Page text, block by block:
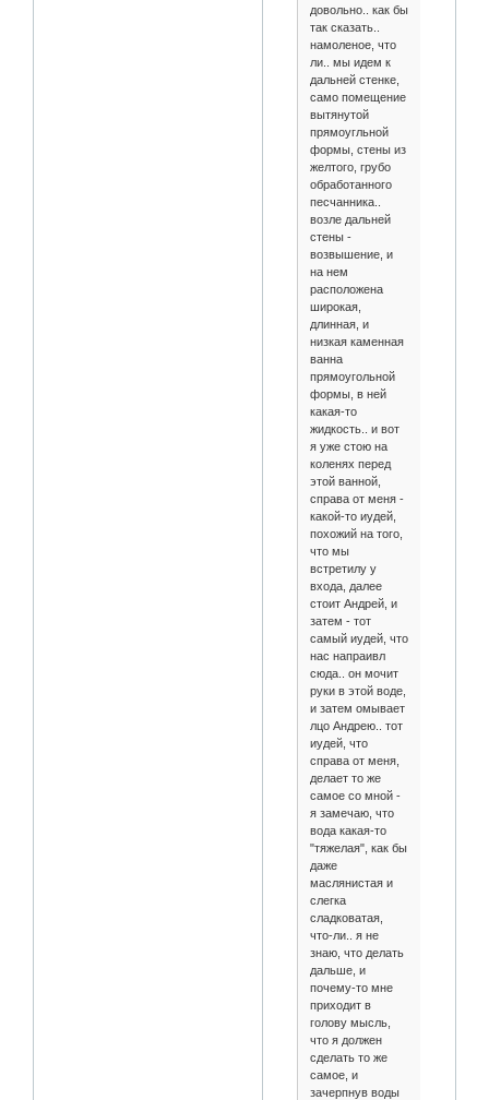
довольно.. как бы
так сказать..
намоленое, что
ли.. мы идем к
дальней стенке,
само помещение
вытянутой
прямоугльной
формы, стены из
желтого, грубо
обработанного
песчанника..
возле дальней
стены -
возвышение, и
на нем
расположена
широкая,
длинная, и
низкая каменная
ванна
прямоугольной
формы, в ней
какая-то
жидкость.. и вот
я уже стою на
коленях перед
этой ванной,
справа от меня -
какой-то иудей,
похожий на того,
что мы
встретилу у
входа, далее
стоит Андрей, и
затем - тот
самый иудей, что
нас напраивл
сюда.. он мочит
руки в этой воде,
и затем омывает
лцо Андрею.. тот
иудей, что
справа от меня,
делает то же
самое со мной -
я замечаю, что
вода какая-то
"тяжелая", как бы
даже
маслянистая и
слегка
сладковатая,
что-ли.. я не
знаю, что делать
дальше, и
почему-то мне
приходит в
голову мысль,
что я должен
сделать то же
самое, и
зачерпнув воды